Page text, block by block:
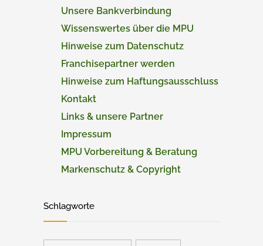
Unsere Bankverbindung
Wissenswertes über die MPU
Hinweise zum Datenschutz
Franchisepartner werden
Hinweise zum Haftungsausschluss
Kontakt
Links & unsere Partner
Impressum
MPU Vorbereitung & Beratung
Markenschutz & Copyright
Schlagworte